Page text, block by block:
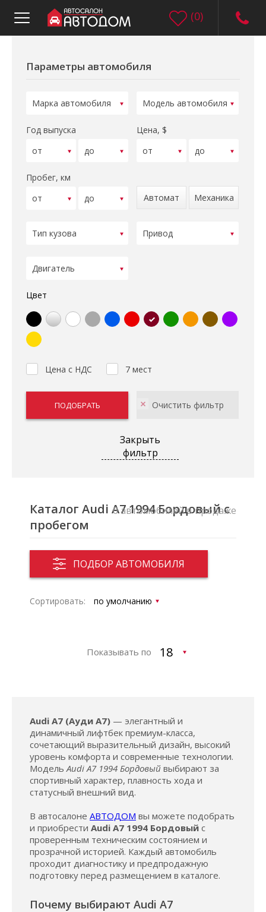
(0)
Параметры автомобиля
Год выпуска Цена, $
Пробег, км
Автомат
Механика
Цвет
Цена с НДС 7 мест
Закрыть
фильтр
Каталог Audi A7 1994 Бордовый с
пробегом
ПОДБОР АВТОМОБИЛЯ
0 автомобилей в продаже
Сортировать:
Показывать по
Audi A7 (Ауди А7) — элегантный и
динамичный лифтбек премиум-класса,
сочетающий выразительный дизайн, высокий
уровень комфорта и современные технологии.
МодельAudi A7 1994 Бордовый выбирают за
спортивный характер, плавность хода и
статусный внешний вид.
В автосалоне АВТОДОМ вы можете подобрать
и приобрести Audi A7 1994 Бордовый с
проверенным техническим состоянием и
прозрачной историей. Каждый автомобиль
проходит диагностику и предпродажную
подготовку перед размещением в каталоге.
Почему выбирают Audi A7